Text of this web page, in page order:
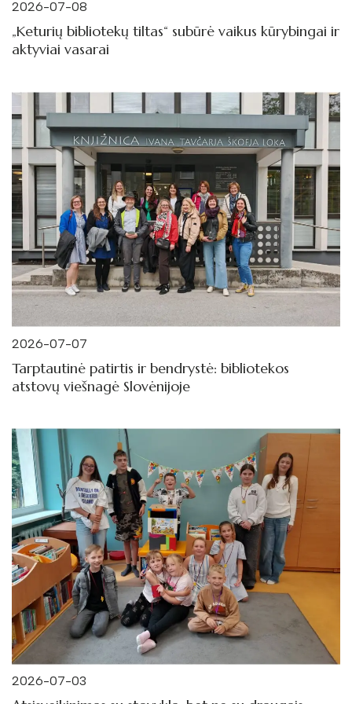
2026-07-08
„Keturių bibliotekų tiltas“ subūrė vaikus kūrybingai ir
aktyviai vasarai
2026-07-07
Tarptautinė patirtis ir bendrystė: bibliotekos
atstovų viešnagė Slovėnijoje
2026-07-03